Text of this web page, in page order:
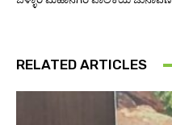
RELATED ARTICLES